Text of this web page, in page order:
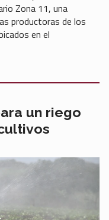
Zona 11, una
productoras de los
en el
un riego